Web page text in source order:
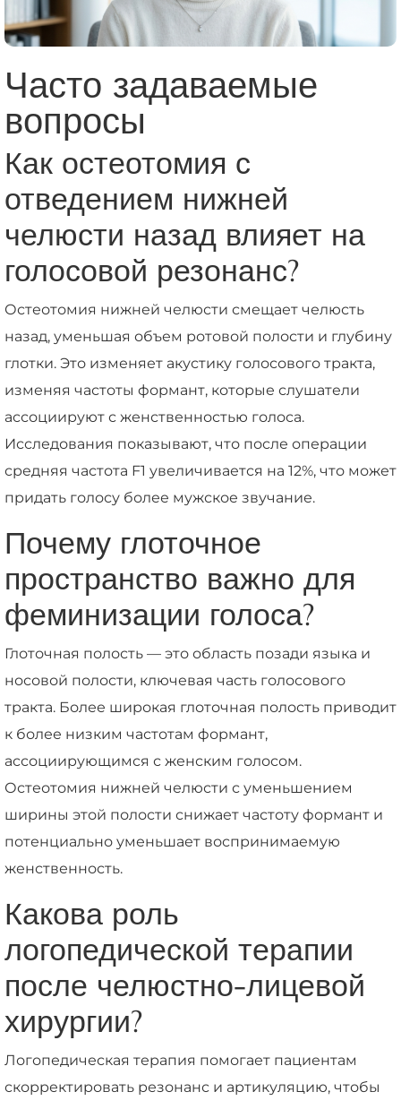
Часто задаваемые
вопросы
Как остеотомия с
отведением нижней
челюсти назад влияет на
голосовой резонанс?
Остеотомия нижней челюсти смещает челюсть
назад, уменьшая объем ротовой полости и глубину
глотки. Это изменяет акустику голосового тракта,
изменяя частоты формант, которые слушатели
ассоциируют с женственностью голоса.
Исследования показывают, что после операции
средняя частота F1 увеличивается на 12%, что может
придать голосу более мужское звучание.
Почему глоточное
пространство важно для
феминизации голоса?
Глоточная полость — это область позади языка и
носовой полости, ключевая часть голосового
тракта. Более широкая глоточная полость приводит
к более низким частотам формант,
ассоциирующимся с женским голосом.
Остеотомия нижней челюсти с уменьшением
ширины этой полости снижает частоту формант и
потенциально уменьшает воспринимаемую
женственность.
Какова роль
логопедической терапии
после челюстно-лицевой
хирургии?
Логопедическая терапия помогает пациентам
скорректировать резонанс и артикуляцию, чтобы